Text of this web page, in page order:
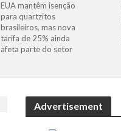
EUA mantêm isenção
para quartzitos
brasileiros, mas nova
tarifa de 25% ainda
afeta parte do setor
Advertisement